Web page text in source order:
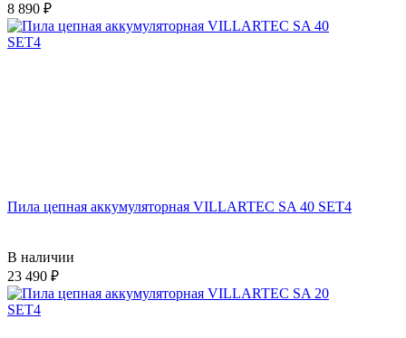
8 890
Пила цепная аккумуляторная VILLARTEC SA 40 SET4
В наличии
23 490